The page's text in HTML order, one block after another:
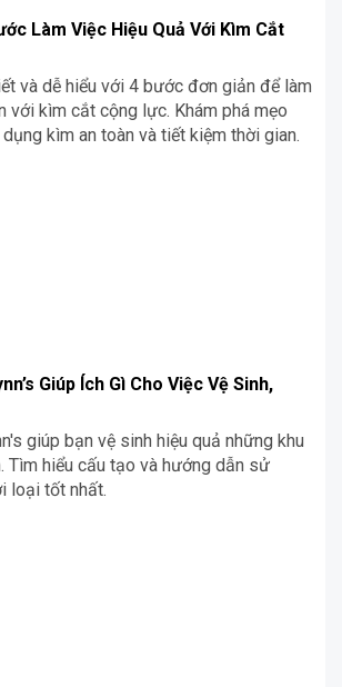
Làm Việc Hiệu Quả Với Kìm Cắt
và dễ hiểu với 4 bước đơn giản để làm
với kìm cắt cộng lực. Khám phá mẹo
kìm an toàn và tiết kiệm thời gian.
Giúp Ích Gì Cho Việc Vệ Sinh,
giúp bạn vệ sinh hiệu quả những khu
Tìm hiểu cấu tạo và hướng dẫn sử
loại tốt nhất.